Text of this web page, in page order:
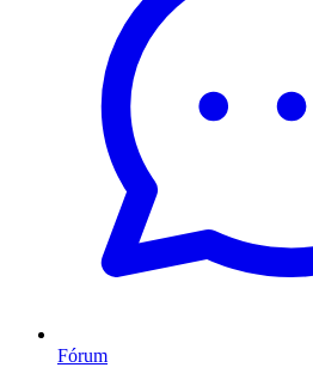
Fórum